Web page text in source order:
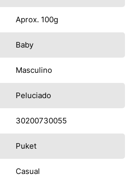
Aprox. 100g
Baby
Masculino
Peluciado
30200730055
Puket
Casual